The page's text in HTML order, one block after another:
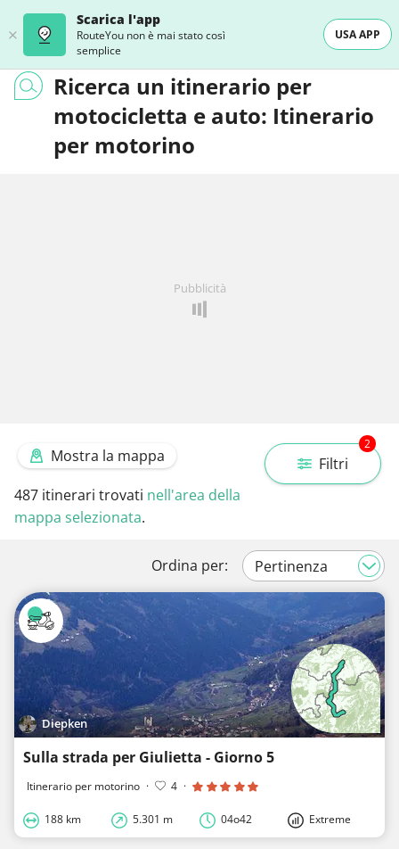
Scarica l'app
RouteYou non è mai stato così
semplice
USA APP
Ricerca un itinerario per
motocicletta e auto: Itinerario
per motorino
Pubblicità
Filtri
2
Mostra la mappa
487 itinerari trovati nell'area della
mappa selezionata.
Ordina per:
Diepken
Sulla strada per Giulietta - Giorno 5
Itinerario per motorino · 4 ·
188 km 5.301 m 04o42 Extreme